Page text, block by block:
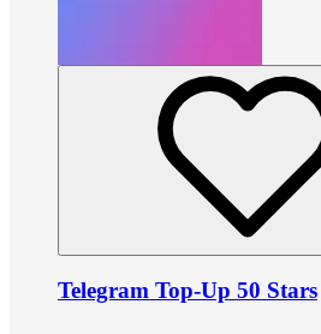
Telegram Top-Up 50 Stars